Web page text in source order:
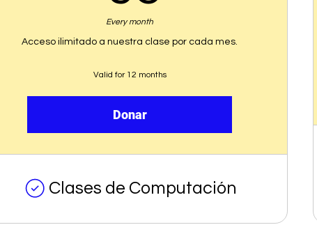
Every month
Acceso ilimitado a nuestra clase por cada mes.
Valid for 12 months
Donar
Clases de Computación